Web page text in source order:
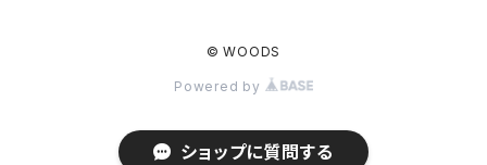
© WOODS
Powered by
ショップに質問する